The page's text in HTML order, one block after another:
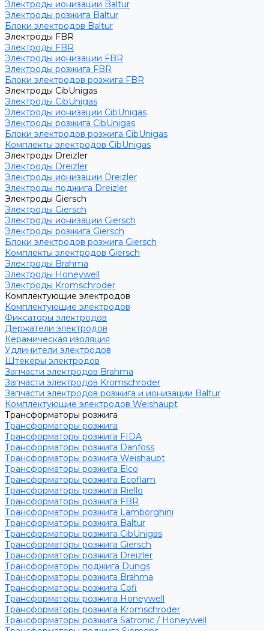
Электроды ионизации Baltur
Электроды розжига Baltur
Блоки электродов Baltur
Электроды FBR
Электроды FBR
Электроды ионизации FBR
Электроды розжига FBR
Блоки электродов розжига FBR
Электроды CibUnigas
Электроды CibUnigas
Электроды ионизации CibUnigas
Электроды розжига CibUnigas
Блоки электродов розжига CibUnigas
Комплекты электродов CibUnigas
Электроды Dreizler
Электроды Dreizler
Электроды ионизации Dreizler
Электроды поджига Dreizler
Электроды Giersch
Электроды Giersch
Электроды ионизации Giersch
Электроды розжига Giersch
Блоки электродов розжига Giersch
Комплекты электродов Giersch
Электроды Brahma
Электроды Honeywell
Электроды Kromschroder
Комплектующие электродов
Комплектующие электродов
Фиксаторы электродов
Держатели электродов
Керамическая изоляция
Удлинители электродов
Штекеры электродов
Запчасти электродов Brahma
Запчасти электродов Kromschroder
Запчасти электродов розжига и ионизации Baltur
Комплектующие электродов Weishaupt
Трансформаторы розжига
Трансформаторы розжига
Трансформаторы розжига FIDA
Трансформаторы розжига Danfoss
Трансформаторы розжига Weishaupt
Трансформаторы розжига Elco
Трансформаторы розжига Ecoflam
Трансформаторы розжига Riello
Трансформаторы розжига FBR
Трансформаторы розжига Lamborghini
Трансформаторы розжига Baltur
Трансформаторы розжига CibUnigas
Трансформаторы розжига Giersch
Трансформаторы розжига Dreizler
Трансформаторы поджига Dungs
Трансформаторы розжига Brahma
Трансформаторы розжига Cofi
Трансформаторы розжига Honeywell
Трансформаторы розжига Kromschroder
Трансформаторы розжига Satronic / Honeywell